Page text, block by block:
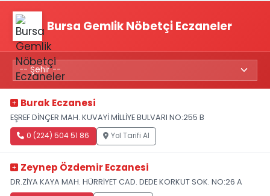
Bursa Gemlik Nöbetçi Eczaneler
Burak Eczanesi
EŞREF DİNÇER MAH. KUVAYİ MİLLİYE BULVARI NO:255 B
0 (224) 504 51 86 Yol Tarifi Al
Zeynep Özdemir Eczanesi
DR.ZİYA KAYA MAH. HÜRRİYET CAD. DEDE KORKUT SOK. NO:26 A